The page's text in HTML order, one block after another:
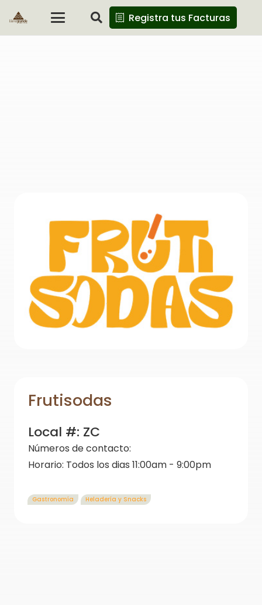
Registra tus Facturas
Frutisodas
Local #: ZC
Números de contacto:
Horario: Todos los dias 11:00am - 9:00pm
Gastronomía Heladería y Snacks